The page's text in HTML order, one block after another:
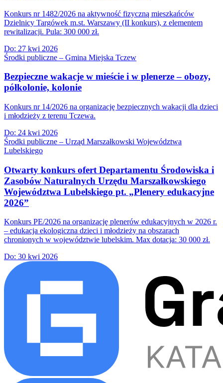
Konkurs nr 1482/2026 na aktywność fizyczną mieszkańców
Dzielnicy Targówek m.st. Warszawy (II konkurs), z elementem
rewitalizacji. Pula: 300 000 zł.
Do: 27 kwi 2026
Środki publiczne – Gmina Miejska Tczew
Bezpieczne wakacje w mieście i w plenerze – obozy,
półkolonie, kolonie
Konkurs nr 14/2026 na organizację bezpiecznych wakacji dla dzieci
i młodzieży z terenu Tczewa.
Do: 24 kwi 2026
Środki publiczne – Urząd Marszałkowski Województwa
Lubelskiego
Otwarty konkurs ofert Departamentu Środowiska i
Zasobów Naturalnych Urzędu Marszałkowskiego
Województwa Lubelskiego pt. „Plenery edukacyjne
2026”
Konkurs PE/2026 na organizację plenerów edukacyjnych w 2026 r.
– edukacja ekologiczna dzieci i młodzieży na obszarach
chronionych w województwie lubelskim. Max dotacja: 30 000 zł.
Do: 30 kwi 2026